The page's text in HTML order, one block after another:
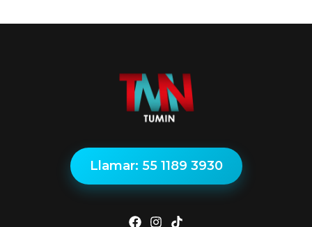
Llamar: 55 1189 3930